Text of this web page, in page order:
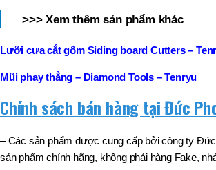
>>> Xem thêm sản phẩm khác
Lưỡi cưa cắt gốm Siding board Cutters –
Mũi phay thẳng – Diamond Tools – Tenryu
Chính sách bán hàng tại Đức
– Các sản phẩm được cung cấp bởi công ty
sản phẩm chính hãng, không phải hàng Fake,